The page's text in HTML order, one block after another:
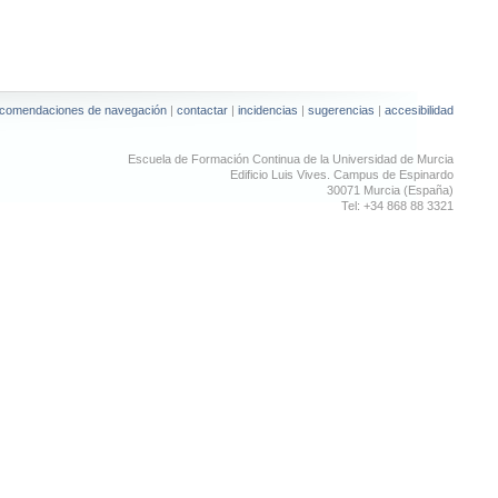
de navegación | contactar | incidencias | sugerencias | accesibilidad
Escuela de Formación Continua de la Universidad de Murcia
Edificio Luis Vives. Campus de Espinardo
30071 Murcia (España)
Tel: +34 868 88 3321